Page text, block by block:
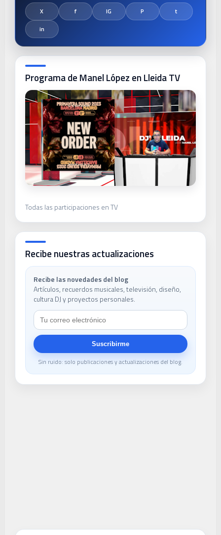
Programa de Manel López en Lleida TV
Todas las participaciones en TV
Recibe nuestras actualizaciones
Recibe las novedades del blog
Artículos, recuerdos musicales, televisión, diseño,
cultura DJ y proyectos personales.
Suscribirme
Sin ruido: solo publicaciones y actualizaciones del blog.